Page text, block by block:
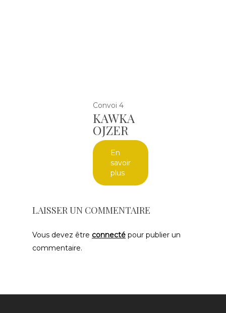
Convoi 4
KAWKA
OJZER
En
savoir
plus
LAISSER UN COMMENTAIRE
Vous devez être connecté pour publier un
commentaire.